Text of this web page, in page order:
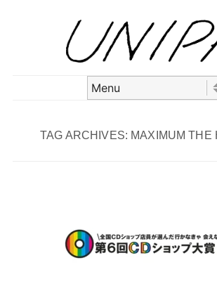
TAG ARCHIVES: MAXIMUM THE